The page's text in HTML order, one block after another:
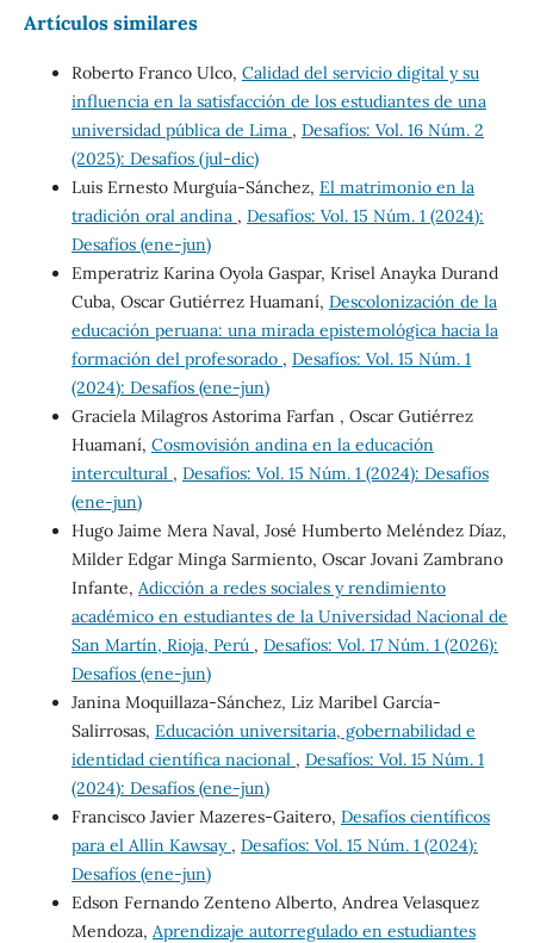
Artículos similares
Roberto Franco Ulco, Calidad del servicio digital y su
influencia en la satisfacción de los estudiantes de una
universidad pública de Lima , Desafíos: Vol. 16 Núm. 2
(2025): Desafíos (jul-dic)
Luis Ernesto Murguía-Sánchez, El matrimonio en la
tradición oral andina , Desafíos: Vol. 15 Núm. 1 (2024):
Desafíos (ene-jun)
Emperatriz Karina Oyola Gaspar, Krisel Anayka Durand
Cuba, Oscar Gutiérrez Huamaní, Descolonización de la
educación peruana: una mirada epistemológica hacia la
formación del profesorado , Desafíos: Vol. 15 Núm. 1
(2024): Desafíos (ene-jun)
Graciela Milagros Astorima Farfan , Oscar Gutiérrez
Huamaní, Cosmovisión andina en la educación
intercultural , Desafíos: Vol. 15 Núm. 1 (2024): Desafíos
(ene-jun)
Hugo Jaime Mera Naval, José Humberto Meléndez Díaz,
Milder Edgar Minga Sarmiento, Oscar Jovani Zambrano
Infante, Adicción a redes sociales y rendimiento
académico en estudiantes de la Universidad Nacional de
San Martín, Rioja, Perú , Desafíos: Vol. 17 Núm. 1 (2026):
Desafíos (ene-jun)
Janina Moquillaza-Sánchez, Liz Maribel García-
Salirrosas, Educación universitaria, gobernabilidad e
identidad científica nacional , Desafíos: Vol. 15 Núm. 1
(2024): Desafíos (ene-jun)
Francisco Javier Mazeres-Gaitero, Desafíos científicos
para el Allin Kawsay , Desafíos: Vol. 15 Núm. 1 (2024):
Desafíos (ene-jun)
Edson Fernando Zenteno Alberto, Andrea Velasquez
Mendoza, Aprendizaje autorregulado en estudiantes